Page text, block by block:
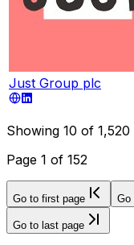
Just Group plc
Showing 10 of 1,520
Page 1 of 152
Go to first page Go
Go to last page